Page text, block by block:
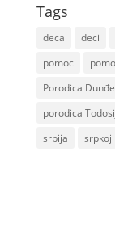
Tags
deca deci
pomoc
Porodica
porodica
srbija
srpkoj